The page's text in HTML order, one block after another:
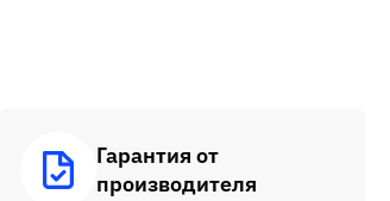
Гарантия от
производителя